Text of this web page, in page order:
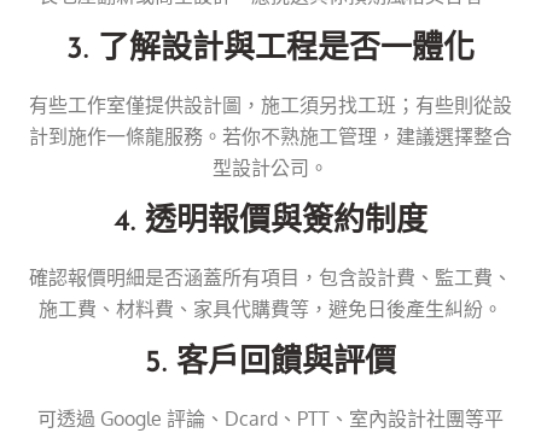
3. 了解設計與工程是否一體化
有些工作室僅提供設計圖，施工須另找工班；有些則從設
計到施作一條龍服務。若你不熟施工管理，建議選擇整合
型設計公司。
4. 透明報價與簽約制度
確認報價明細是否涵蓋所有項目，包含設計費、監工費、
施工費、材料費、家具代購費等，避免日後產生糾紛。
5. 客戶回饋與評價
可透過 Google 評論、Dcard、PTT、室內設計社團等平